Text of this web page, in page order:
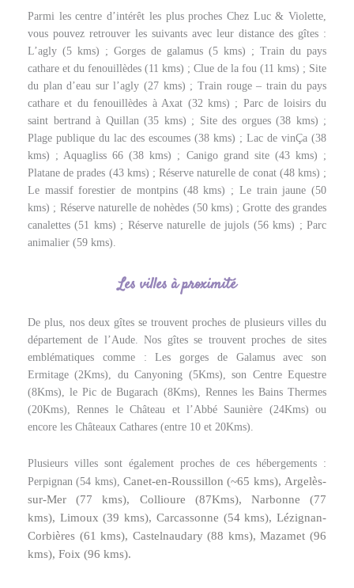
Parmi les centre d’intérêt les plus proches Chez Luc & Violette,
vous pouvez retrouver les suivants avec leur distance des gîtes :
L’agly (5 kms) ; Gorges de galamus (5 kms) ; Train du pays
cathare et du fenouillèdes (11 kms) ; Clue de la fou (11 kms) ; Site
du plan d’eau sur l’agly (27 kms) ; Train rouge – train du pays
cathare et du fenouillèdes à Axat (32 kms) ; Parc de loisirs du
saint bertrand à Quillan (35 kms) ; Site des orgues (38 kms) ;
Plage publique du lac des escoumes (38 kms) ; Lac de vinÇa (38
kms) ; Aquagliss 66 (38 kms) ; Canigo grand site (43 kms) ;
Platane de prades (43 kms) ; Réserve naturelle de conat (48 kms) ;
Le massif forestier de montpins (48 kms) ; Le train jaune (50
kms) ; Réserve naturelle de nohèdes (50 kms) ; Grotte des grandes
canalettes (51 kms) ; Réserve naturelle de jujols (56 kms) ; Parc
animalier (59 kms).
Les villes à proximité
De plus, nos deux gîtes se trouvent proches de plusieurs villes du
département de l’Aude. Nos gîtes se trouvent proches de sites
emblématiques comme : Les gorges de Galamus avec son
Ermitage (2Kms), du Canyoning (5Kms), son Centre Equestre
(8Kms), le Pic de Bugarach (8Kms), Rennes les Bains Thermes
(20Kms), Rennes le Château et l’Abbé Saunière (24Kms) ou
encore les Châteaux Cathares (entre 10 et 20Kms).
Plusieurs villes sont également proches de ces hébergements :
Perpignan (54 kms), Canet-en-Roussillon (~65 kms), Argelès-
sur-Mer (77 kms), Collioure (87Kms), Narbonne (77
kms), Limoux (39 kms), Carcassonne (54 kms),Lézignan-
Corbières (61 kms), Castelnaudary (88 kms), Mazamet (96
kms), Foix (96 kms).